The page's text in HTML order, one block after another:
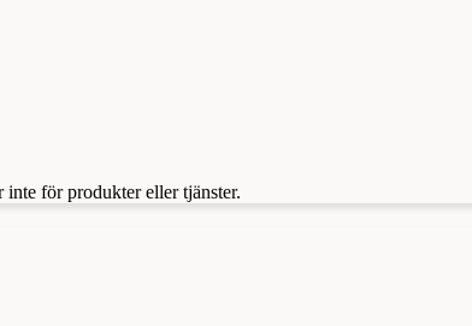
för produkter eller tjänster.